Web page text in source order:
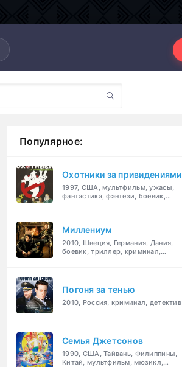
Популярное:
Охотники за привидениями
1997, США, мультфильм, ужасы,
фантастика, фэнтези, боевик,
Миллениум
2010, Швеция, Германия, Дания,
боевик, триллер, криминал,
Погоня за тенью
2010, Россия, криминал, детектив
Семья Джетсонов
1990, США, Тайвань, Филиппины,
Китай, мультфильм, мюзикл,